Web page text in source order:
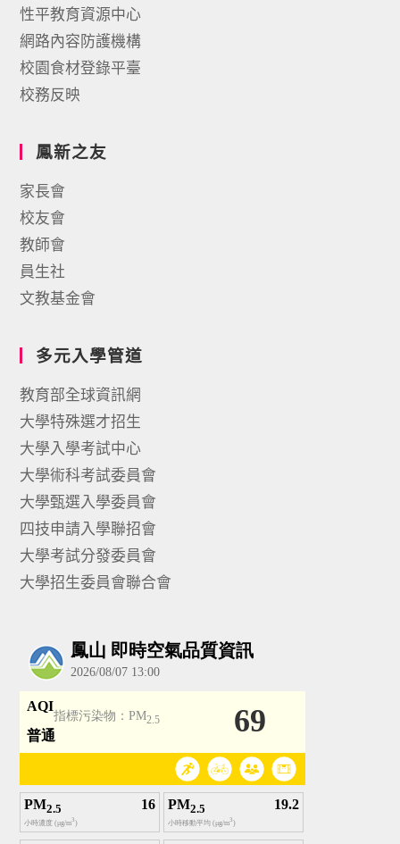
性平教育資源中心
網路內容防護機構
校園食材登錄平臺
校務反映
鳳新之友
家長會
校友會
教師會
員生社
文教基金會
多元入學管道
教育部全球資訊網
大學特殊選才招生
大學入學考試中心
大學術科考試委員會
大學甄選入學委員會
四技申請入學聯招會
大學考試分發委員會
大學招生委員會聯合會